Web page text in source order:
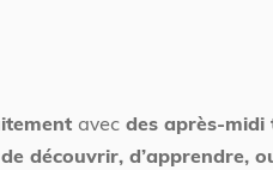
avec des après-midi
de découvrir,